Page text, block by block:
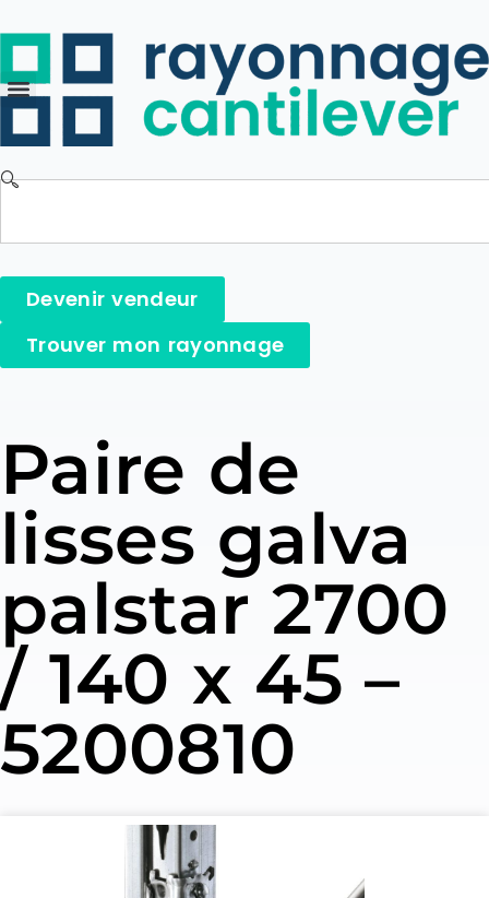
Devenir vendeur
Trouver mon rayonnage
Paire de
lisses galva
palstar 2700
/ 140 x 45 –
5200810